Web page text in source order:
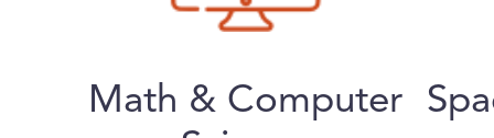
Math & Computer